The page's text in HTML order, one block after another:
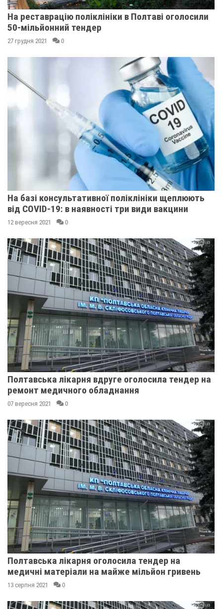
На реставрацію поліклініки в Полтаві оголосили
50-мільйонний тендер
27 грудня 2021 0
На базі консультативної поліклініки щеплюють
від COVID-19: в наявності три види вакцини
12 вересня 2021 0
Полтавська лікарня вдруге оголосила тендер на
ремонт медичного обладнання
07 вересня 2021 0
Полтавська лікарня оголосила тендер на
медичні матеріали на майже мільйон гривень
13 серпня 2021 0